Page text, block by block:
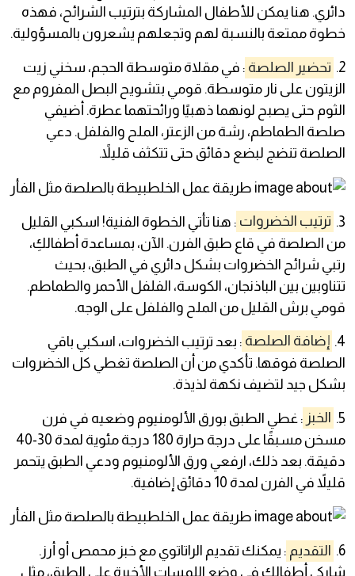
دائري. هنا يمكن للأطفال المشاركة بترتيب الشرائح، فهذه
خطوة ممتعة بالنسبة لهم وتجعلهم يشعرون بالمسؤولية.
2. تحضير الصلصة : في مقلاة متوسطة الحجم، سخني زيت
الزيتون على نار متوسطة. قومي بتشويح البصل المفروم مع
الثوم حتى يصبح لونهما ذهبيًا ورائحتهما عطرة. أضيفي
صلصة الطماطم، رشة من الزعتر، الملح والفلفل. دعي
الصلصة تنضج لبضع دقائق حتى تتكثف قليلاً.
3. ترتيب الخضروات : هنا تأتي الخطوة الفنية! اسكبي القليل
من الصلصة في قاع طبق الفرن. الآن، بمساعدة أطفالكِ،
رتبي شرائح الخضروات بشكل دائري في الطبق، بحيث
تتناوبين بين الباذنجان، الكوسة، الفلفل الأحمر والطماطم.
قومي برش القليل من الملح والفلفل على الوجه.
4. إضافة الصلصة : بعد ترتيب الخضروات، اسكبي باقي
الصلصة فوقها. تأكدي من أن الصلصة تغطي كل الخضروات
بشكل جيد لتضيف نكهة لذيذة.
5. الخبز : غطي الطبق بورق الألومنيوم وضعيه في فرن
مسخن مسبقًا على درجة حرارة 180 درجة مئوية لمدة 30-40
دقيقة. بعد ذلك، ارفعي ورق الألومنيوم ودعي الطبق يتحمر
قليلاً في الفرن لمدة 10 دقائق إضافية.
6. التقديم : يمكنك تقديم الراتاتوي مع خبز محمص أو أرز.
شاركي أطفالك في وضع اللمسات الأخيرة على الطبق، مثل